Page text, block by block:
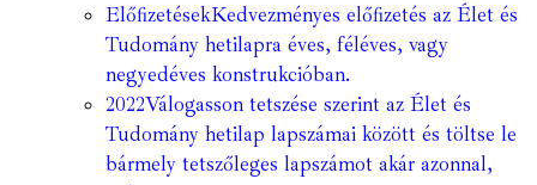
ElőfizetésekKedvezményes előfizetés az Élet és
Tudomány hetilapra éves, féléves, vagy
negyedéves konstrukcióban.
2022Válogasson tetszése szerint az Élet és
Tudomány hetilap lapszámai között és töltse le
bármely tetszőleges lapszámot akár azonnal,